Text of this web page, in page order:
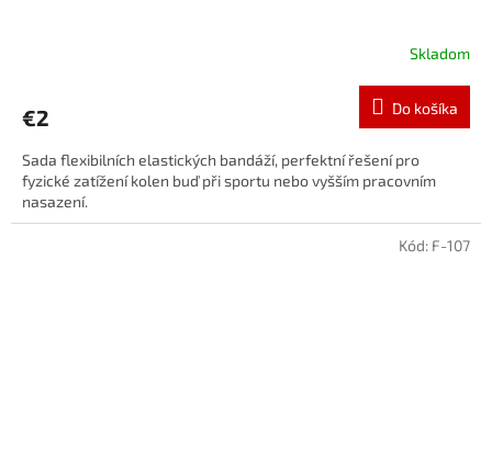
Skladom
€2 Do košíka
Sada flexibilních elastických bandáží, perfektní řešení pro
fyzické zatížení kolen buď při sportu nebo vyšším pracovním
nasazení.
Kód: F-107